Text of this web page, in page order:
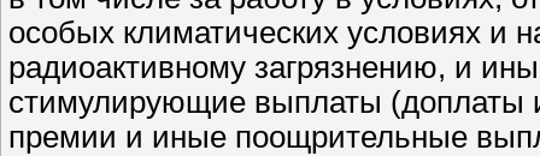
особых климатических условиях и
радиоактивному загрязнению, и
стимулирующие выплаты (доплаты
премии и иные поощрительные